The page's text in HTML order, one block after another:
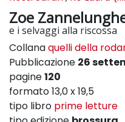
Zoe
e i selvaggi alla riscossa
Collanaquelli della
Pubblicazione 26
pagine120
formato 13,0 x 19,5
tipo libro prime letture